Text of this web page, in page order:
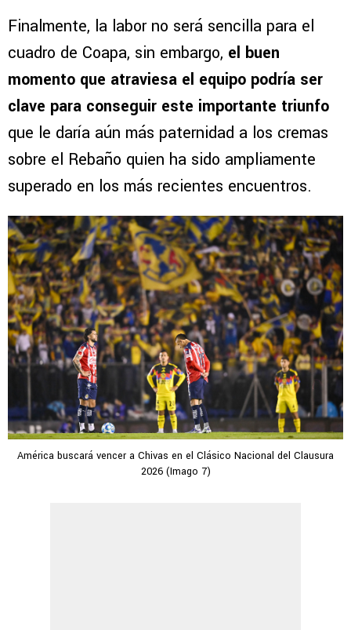
Finalmente, la labor no será sencilla para el
cuadro de Coapa, sin embargo, el buen
momento que atraviesa el equipo podría ser
clave para conseguir este importante triunfo
que le daría aún más paternidad a los cremas
sobre el Rebaño quien ha sido ampliamente
superado en los más recientes encuentros.
América buscará vencer a Chivas en el Clásico Nacional del Clausura
2026 (Imago 7)